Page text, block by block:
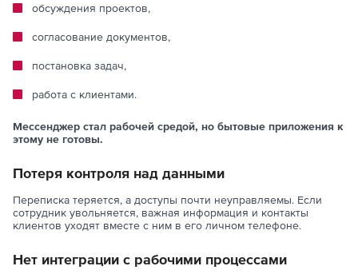
обсуждения проектов,
согласование документов,
постановка задач,
работа с клиентами.
Мессенджер стал рабочей средой, но бытовые приложения к
этому не готовы.
Потеря контроля над данными
Переписка теряется, а доступы почти неуправляемы. Если
сотрудник увольняется, важная информация и контакты
клиентов уходят вместе с ним в его личном телефоне.
Нет интеграции с рабочими процессами